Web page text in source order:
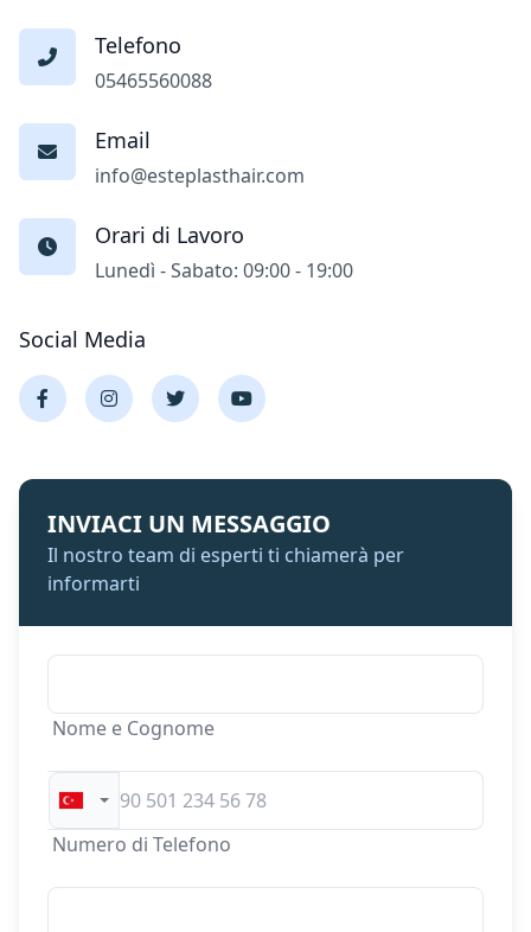
Telefono
05465560088
Email
info@esteplasthair.com
Orari di Lavoro
Lunedì - Sabato: 09:00 - 19:00
Social Media
INVIACI UN MESSAGGIO
Il nostro team di esperti ti chiamerà per
informarti
Nome e Cognome
Numero di Telefono